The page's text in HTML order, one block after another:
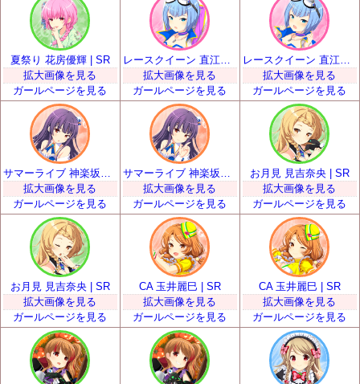
夏祭り 花房優輝 | SR
拡大画像を見る
ガールページを見る
拡大画像を見る
ガールページを見る
拡大画像を見る
ガールページを見る
拡大画像を見る
ガールページを見る
拡大画像を見る
ガールページを見る
お月見 見吉奈央 | SR
拡大画像を見る
ガールページを見る
お月見 見吉奈央 | SR
拡大画像を見る
ガールページを見る
CA 玉井麗巳 | SR
拡大画像を見る
ガールページを見る
CA 玉井麗巳 | SR
拡大画像を見る
ガールページを見る